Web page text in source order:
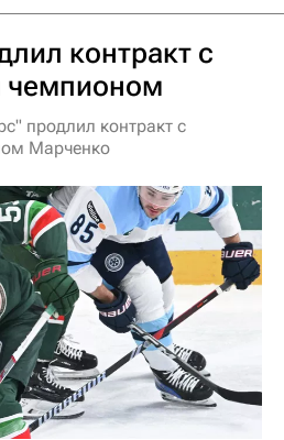
контракт с
продлил контракт с
Марченко